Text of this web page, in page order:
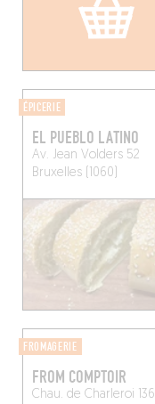
ÉPICERIE
EL PUEBLO LATINO
Av. Jean Volders 52
Bruxelles (1060)
FROMAGERIE
FROM COMPTOIR
Chau. de Charleroi 136